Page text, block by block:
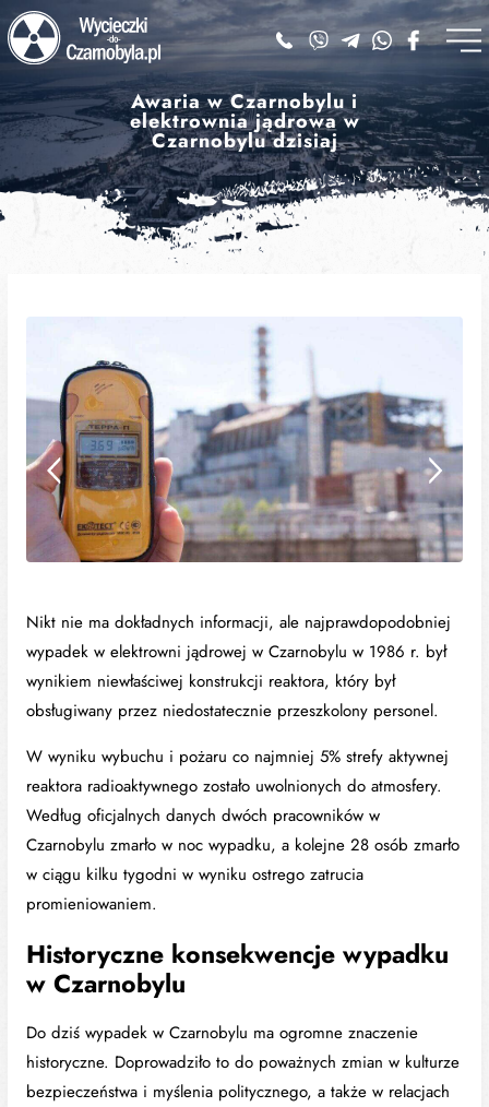
Awaria w Czarnobylu i
elektrownia jądrowa w
Czarnobylu dzisiaj
Nikt nie ma dokładnych informacji, ale najprawdopodobniej
wypadek w elektrowni jądrowej w Czarnobylu w 1986 r. był
wynikiem niewłaściwej konstrukcji reaktora, który był
obsługiwany przez niedostatecznie przeszkolony personel.
W wyniku wybuchu i pożaru co najmniej 5% strefy aktywnej
reaktora radioaktywnego zostało uwolnionych do atmosfery.
Według oficjalnych danych dwóch pracowników w
Czarnobylu zmarło w noc wypadku, a kolejne 28 osób zmarło
w ciągu kilku tygodni w wyniku ostrego zatrucia
promieniowaniem.
Historyczne konsekwencje wypadku
w Czarnobylu
Do dziś wypadek w Czarnobylu ma ogromne znaczenie
historyczne. Doprowadziło to do poważnych zmian w kulturze
bezpieczeństwa i myślenia politycznego, a także w relacjach